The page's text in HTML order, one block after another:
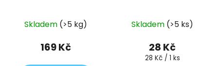
Skladem (>5 kg)
169 Kč
Skladem (>5 ks)
28 Kč
Měrná
28 Kč / 1 ks